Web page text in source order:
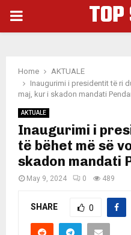
PRIMARY
Home
AKTUALE
Inaugurimi i presidentit të ri
maj, kur i skadon mandati
AKTUALE
Inaugurimi i
të bëhet më së
skadon mandati
May 9, 2024 0 489
SHARE 0